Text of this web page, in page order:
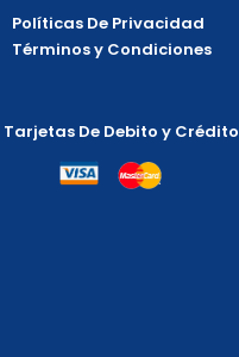
Políticas De Privacidad
Términos y Condiciones
Tarjetas De Debito y Crédito